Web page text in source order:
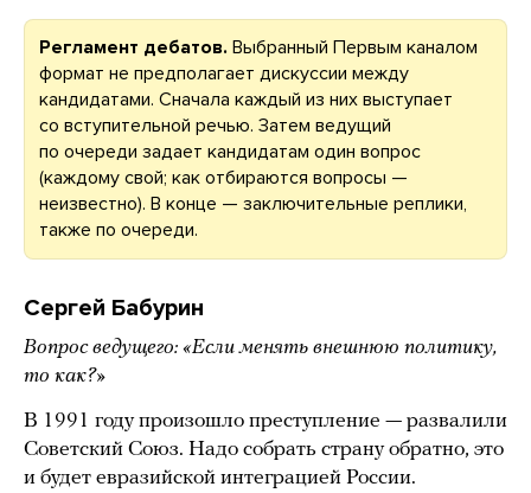
Регламент дебатов. Выбранный Первым каналом
формат не предполагает дискуссии между
кандидатами. Сначала каждый из них выступает
со вступительной речью. Затем ведущий
по очереди задает кандидатам один вопрос
(каждому свой; как отбираются вопросы —
неизвестно). В конце — заключительные реплики,
также по очереди.
Сергей Бабурин
Вопрос ведущего: «Если менять внешнюю политику,
то как?»
В 1991 году произошло преступление — развалили
Советский Союз. Надо собрать страну обратно, это
и будет евразийской интеграцией России.